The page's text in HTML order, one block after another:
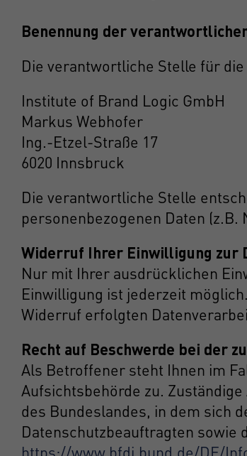
Benennung der
Die verantwortliche Stelle für
Institute of Brand Logic GmbH
Markus Webhofer
Ing.-Etzel-Straße 17
6020 Innsbruck
Die verantwortliche Stelle
personenbezogenen Daten (z.B.
Widerruf Ihrer Einwilligung zur
Nur mit Ihrer ausdrücklichen
Einwilligung ist jederzeit
Widerruf erfolgten
Recht auf Beschwerde bei der
Als Betroffener steht Ihnen im
Aufsichtsbehörde zu.
des Bundeslandes, in dem sich
Datenschutzbeauftragten sowie
https://www.bfdi.bund.de/DE/